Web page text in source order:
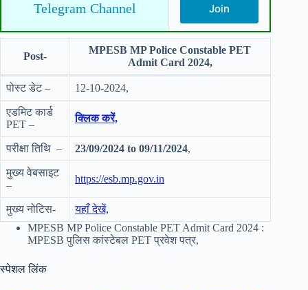
Telegram Channel Join
Post-
MPESB MP Police Constable PET
Admit Card 2024,
पोस्ट डेट – 12-10-2024,
एडमिट कार्ड
PET –
क्लिक करें,
परीक्षा तिथि – 23/09/2024 to 09/11/2024,
मुख्य वेबसाइट
–
https://esb.mp.gov.in
मुख्य नोटिस-
यहाँ देखें,
MPESB MP Police Constable PET Admit Card 2024 :
MPESB पुलिस कांस्टेबल PET प्रवेश पत्र,
स्पेशल लिंक